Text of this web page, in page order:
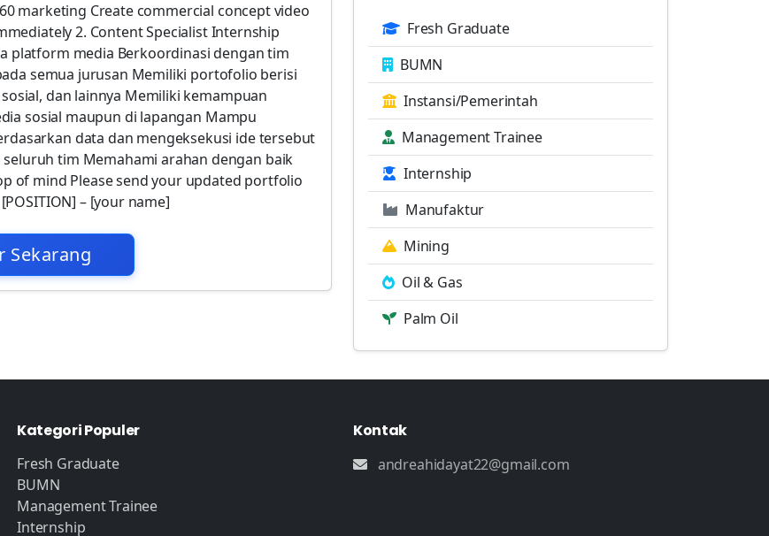
marketing Create commercial concept video
2. Content Specialist Internship
platform media Berkoordinasi dengan tim
semua jurusan Memiliki portofolio berisi
dan lainnya Memiliki kemampuan
sosial maupun di lapangan Mampu
data dan mengeksekusi ide tersebut
tim Memahami arahan dengan baik
of mind Please send your updated portfolio
– [your name]
Sekarang
Fresh Graduate
BUMN
Instansi/Pemerintah
Management Trainee
Internship
Manufaktur
Mining
Oil & Gas
Palm Oil
Kategori Populer
Fresh Graduate
BUMN
Management Trainee
Internship
Kontak
andreahidayat22@gmail.com